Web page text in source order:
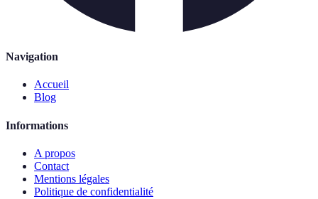
Navigation
Accueil
Blog
Informations
A propos
Contact
Mentions légales
Politique de confidentialité